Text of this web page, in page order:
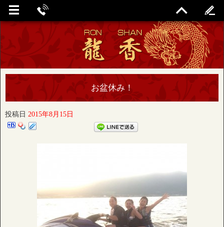
お盆休み！
投稿日 2015年8月15日